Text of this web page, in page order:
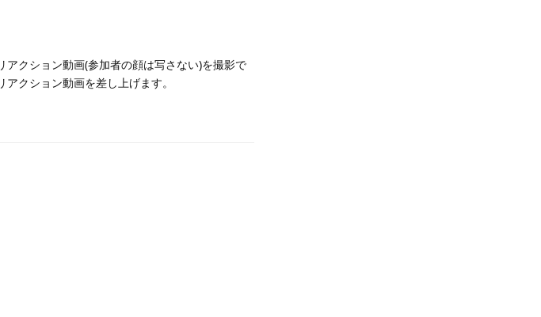
クション動画(参加者の顔は写さない)を撮影で
クション動画を差し上げます。